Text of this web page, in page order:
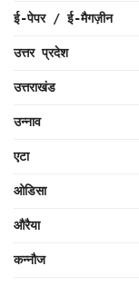
ई-पेपर / ई-मैगज़ीन
उत्तर प्रदेश
उत्तराखंड
उन्नाव
एटा
ओडिसा
औरैया
कन्नौज